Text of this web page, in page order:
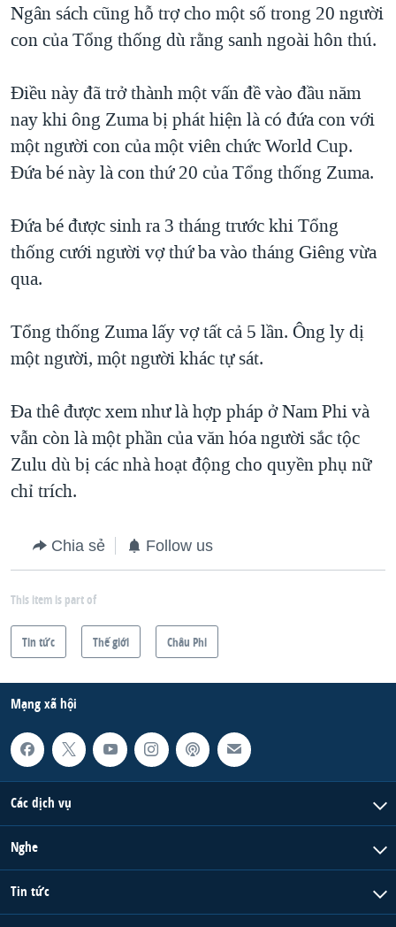
Ngân sách cũng hỗ trợ cho một số trong 20 người
con của Tổng thống dù rằng sanh ngoài hôn thú.
Điều này đã trở thành một vấn đề vào đầu năm
nay khi ông Zuma bị phát hiện là có đứa con với
một người con của một viên chức World Cup.
Đứa bé này là con thứ 20 của Tổng thống Zuma.
Đứa bé được sinh ra 3 tháng trước khi Tổng
thống cưới người vợ thứ ba vào tháng Giêng vừa
qua.
Tổng thống Zuma lấy vợ tất cả 5 lần. Ông ly dị
một người, một người khác tự sát.
Đa thê được xem như là hợp pháp ở Nam Phi và
vẫn còn là một phần của văn hóa người sắc tộc
Zulu dù bị các nhà hoạt động cho quyền phụ nữ
chỉ trích.
Chia sẻ Follow us
This item is part of
Tin tức Thế giới Châu Phi
Mạng xã hội
Các dịch vụ
Nghe
Tin tức